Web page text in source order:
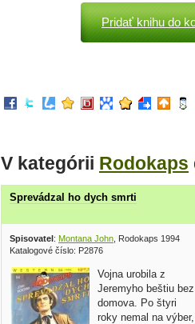
Pridať knihu do
V kategórii Rodokaps
Sprevádzal ho dych smrti
Spisovatel: Montana John , Rodokaps 1994
Katalogové číslo: P2876
Vojna urobila z
Jeremyho beštiu bez
domova. Po štyri
roky nemal na výber,